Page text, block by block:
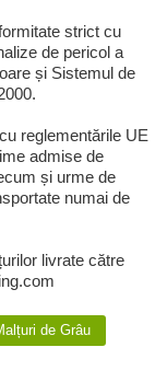
strict cu
de pericol a
și Sistemul de
reglementările UE
admise de
și urme de
numai de
livrate către
de Grâu